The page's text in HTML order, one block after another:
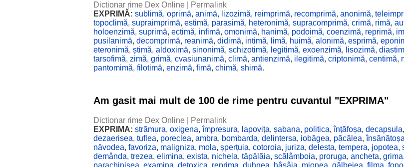
Dictionar rime Dex Online
Permalink
EXPRIMĂ: sublimă, oprimă, animă, lizozimă, reimprimă, recomprimă, anonimă,
topoclimă, supraimprimă, estimă, parasimă, heteronimă, supracomprimă, crimă, rimă,
holoenzimă, suprimă, ectimă, infimă, omonimă, hanimă, podoimă, coenzimă, reprimă,
pusilanimă, decomprimă, reanimă, didimă, intimă, limă, huimă, alonimă, esprimă,
eteronimă, știmă, aldoximă, sinonimă, schizotimă, legitimă, exoenzimă, lisozimă,
tarsofimă, zimă, grimă, cvasiunanimă, climă, antienzimă, ilegitimă, criptonimă, centimă,
pantomimă, filotimă, enzimă, fimă, chimă, shimă.
Am gasit mai mult de 100 de rime pentru cuvantul "EXPRIMA"
Dictionar rime Dex Online
Permalink
EXPRIMA: strămura, oxigena,împresura, lapovița, șabana, politica,înțăfoșa, decapsula,
dezaerisea, tuflea, poreclea, ambra, bombarda, delintersa, iobăgea, păcălea,însănătoșa
năvodea, favoriza, maligniza, mola, șperțuia, cotoroia, juriza, delesta, tempera, jopotea,
demânda, trezea, elimina, exista, nichela, tăpălăia, scălâmboia, proruga, ancheta, grima,
parachinisea examina detoxica reprima duhnea hâșâia mionea gălbejea filma